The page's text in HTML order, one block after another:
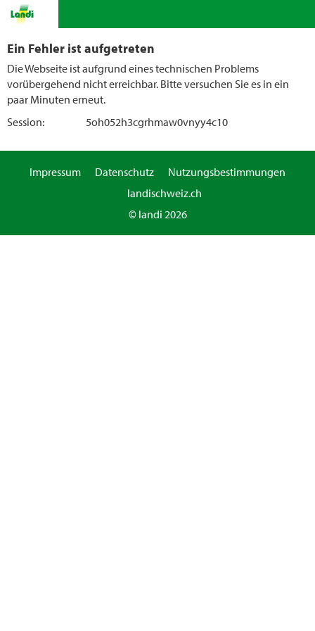
Ein Fehler ist aufgetreten
Die Webseite ist aufgrund eines technischen Problems
vorübergehend nicht erreichbar. Bitte versuchen Sie es in ein
paar Minuten erneut.
Session:
5oh052h3cgrhmaw0vnyy4c10
Impressum Datenschutz
Nutzungsbestimmungen
landischweiz.ch
© landi 2026